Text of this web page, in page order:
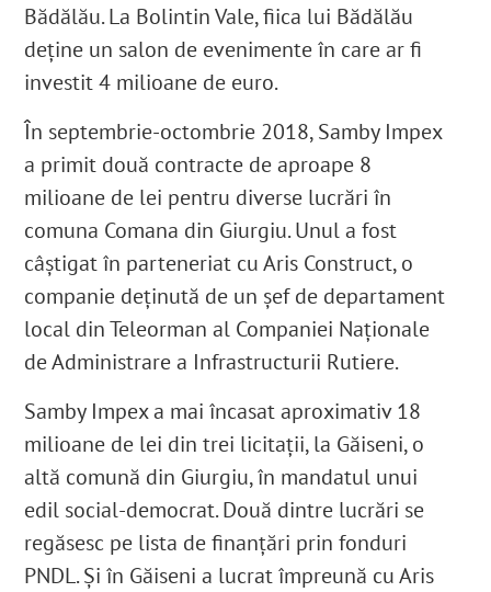
Bădălău. La Bolintin Vale, fiica lui Bădălău
deţine un salon de evenimente în care ar fi
investit4 milioane de euro.
În septembrie-octombrie 2018, Samby Impex
a primit două contracte de aproape 8
milioane de lei pentru diverse lucrări în
comuna Comana din Giurgiu. Unul a fost
câștigat în parteneriat cu Aris Construct, o
companie deținută de un șef de departament
local din Teleorman al Companiei Naționale
de Administrare a Infrastructurii Rutiere.
Samby Impex a mai încasat aproximativ 18
milioane de lei din trei licitații, la Găiseni, o
altă comună din Giurgiu, în mandatul unui
edil social-democrat. Două dintre lucrări se
regăsesc pe lista de finanțări prin fonduri
PNDL. Și în Găiseni a lucrat împreună cu Aris